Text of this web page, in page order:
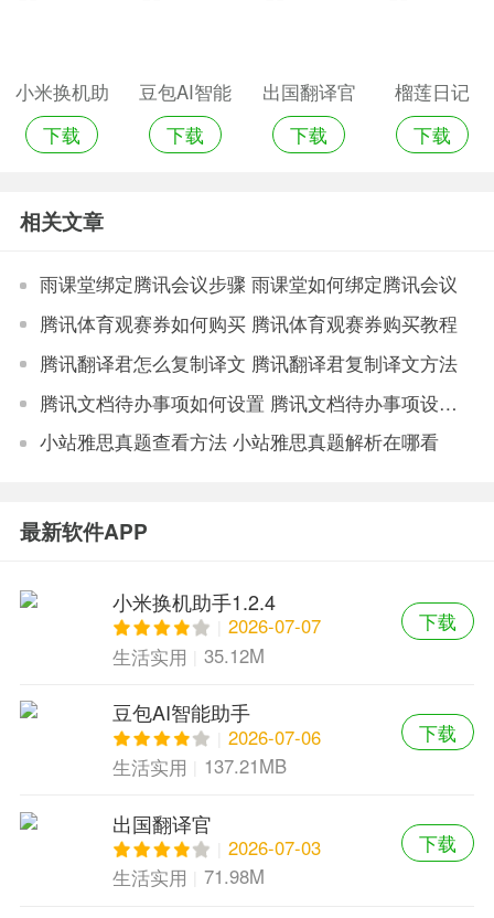
小米换机助
手1.2.4
下载
豆包AI智能
助手
下载
出国翻译官
下载
榴莲日记
下载
相关文章
雨课堂绑定腾讯会议步骤 雨课堂如何绑定腾讯会议
腾讯体育观赛券如何购买 腾讯体育观赛券购买教程
腾讯翻译君怎么复制译文 腾讯翻译君复制译文方法
腾讯文档待办事项如何设置 腾讯文档待办事项设置教程
小站雅思真题查看方法 小站雅思真题解析在哪看
最新软件APP
小米换机助手1.2.4
2026-07-07
生活实用
35.12M
下载
豆包AI智能助手
2026-07-06
生活实用
137.21MB
下载
出国翻译官
2026-07-03
生活实用
71.98M
下载